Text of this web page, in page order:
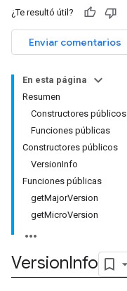
¿Te resultó útil?
Enviar comentarios
En esta página
Resumen
Constructores públicos
Funciones públicas
Constructores públicos
VersionInfo
Funciones públicas
getMajorVersion
getMicroVersion
VersionInfo